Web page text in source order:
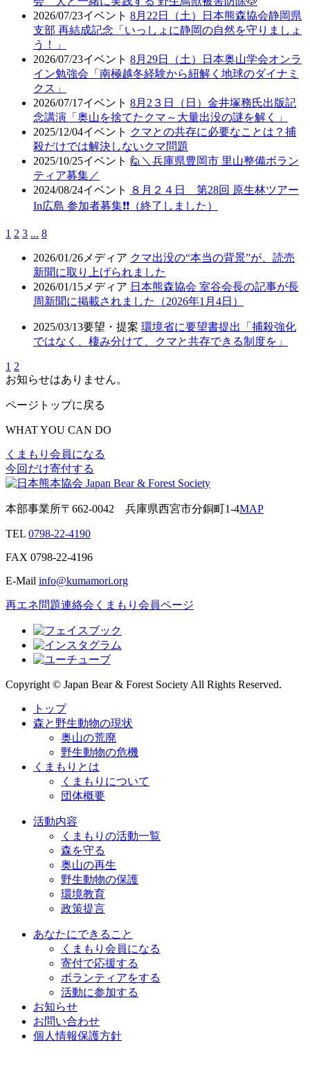
2026/07/23イベント 8月22日（土）日本熊森協会静岡県
支部 再結成記念「いっしょに静岡の自然を守りましょ
う！」
2026/07/23イベント 8月29日（土）日本奥山学会オンラ
イン勉強会「南極越冬経験から紐解く地球のダイナミ
クス」
2026/07/17イベント 8月2３日（日）金井塚務氏出版記
念講演「奥山を捨てたクマ～大量出没の謎を解く」
2025/12/04イベント クマとの共存に必要なことは？捕
殺だけでは解決しないクマ問題
2025/10/25イベント 🙋＼兵庫県豊岡市 里山整備ボラン
ティア募集／
2024/08/24イベント
８月２４日 第28回 原生林ツアー
In広島 参加者募集❗❗（終了しました）
1 2 3 ... 8
2026/01/26 メディア クマ出没の“本当の背景”が、読売
新聞に取り上げられました
2026/01/15 メディア 日本熊森協会 室谷会長の記事が長
周新聞に掲載されました（2026年1月4日）
2025/03/13要望・提案 環境省に要望書提出「捕殺強化
ではなく、棲み分けて、クマと共存できる制度を」
1 2
お知らせはありません。
ページトップに戻る
WHAT YOU CAN DO
くまもり会員になる
今回だけ寄付する
本部事業所〒662-0042 兵庫県西宮市分銅町1-4MAP
TEL 0798-22-4190
FAX 0798-22-4196
E-Mail info@kumamori.org
再エネ問題連絡会 くまもり会員ページ
Copyright © Japan Bear & Forest Society All Rights Reserved.
トップ
森と野生動物の現状
奥山の荒廃
野生動物の危機
くまもりとは
くまもりについて
団体概要
活動内容
くまもりの活動一覧
森を守る
奥山の再生
野生動物の保護
環境教育
政策提言
あなたにできること
くまもり会員になる
寄付で応援する
ボランティアをする
活動に参加する
お知らせ
お問い合わせ
個人情報保護方針